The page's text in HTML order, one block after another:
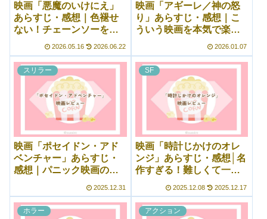
映画「悪魔のいけにえ」
あらすじ・感想｜色褪せ
ない！チェーンソーを振
り回しながら追ってくる
奴
2026.05.16 2026.06.22
映画「アギーレ／神の怒
り」あらすじ・感想｜こ
ういう映画を本気で楽し
めるようになりたい……
2026.01.07
スリラー
映画「ポセイドン・アド
ベンチャー」あらすじ・
感想｜パニック映画の先
れ！
2025.12.31
SF
映画「時計じかけのオレ
ンジ」あらすじ・感想│名
作すぎる！難しくて一言
2025.12.08 2025.12.17
ホラー アクション